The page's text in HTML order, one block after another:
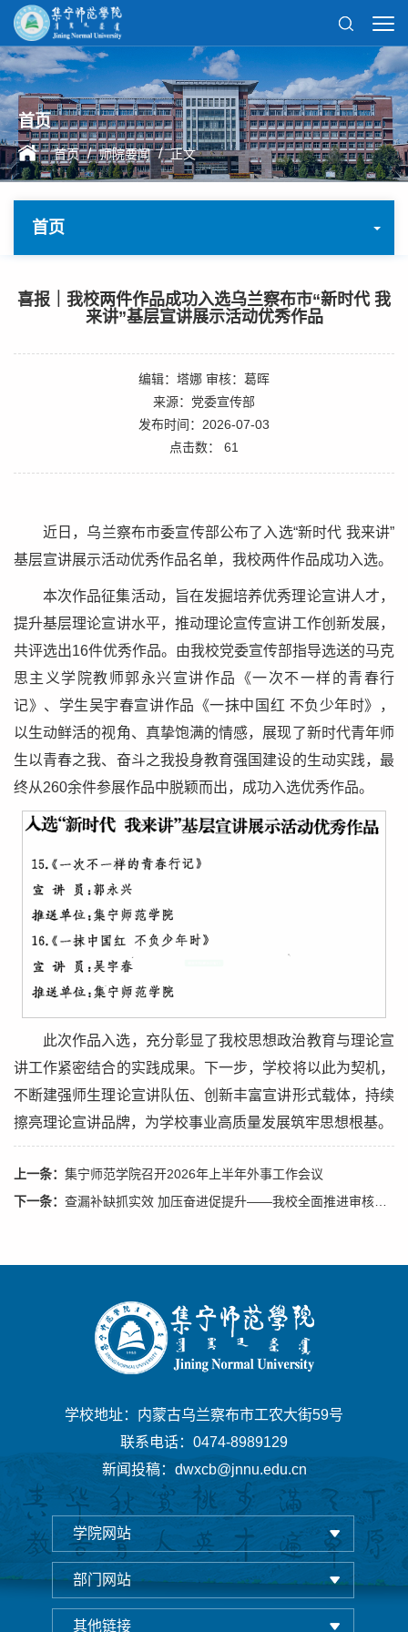
首页
首页 / 师院要闻 / 正文
首页
喜报｜我校两件作品成功入选乌兰察布市“新时代 我
来讲”基层宣讲展示活动优秀作品
编辑：塔娜 审核：葛晖
来源：党委宣传部
发布时间：2026-07-03
点击数： 61
近日，乌兰察布市委宣传部公布了入选“新时代 我来讲”
基层宣讲展示活动优秀作品名单，我校两件作品成功入选。
本次作品征集活动，旨在发掘培养优秀理论宣讲人才，
提升基层理论宣讲水平，推动理论宣传宣讲工作创新发展，
共评选出16件优秀作品。由我校党委宣传部指导选送的马克
思主义学院教师郭永兴宣讲作品《一次不一样的青春行
记》、学生吴宇春宣讲作品《一抹中国红 不负少年时》，
以生动鲜活的视角、真挚饱满的情感，展现了新时代青年师
生以青春之我、奋斗之我投身教育强国建设的生动实践，最
终从260余件参展作品中脱颖而出，成功入选优秀作品。
此次作品入选，充分彰显了我校思想政治教育与理论宣
讲工作紧密结合的实践成果。下一步，学校将以此为契机，
不断建强师生理论宣讲队伍、创新丰富宣讲形式载体，持续
擦亮理论宣讲品牌，为学校事业高质量发展筑牢思想根基。
上一条： 集宁师范学院召开2026年上半年外事工作会议
下一条： 查漏补缺抓实效 加压奋进促提升——我校全面推进审核评估整改工作
学校地址：内蒙古乌兰察布市工农大街59号
联系电话：0474-8989129
新闻投稿：dwxcb@jnnu.edu.cn
学院网站
部门网站
其他链接